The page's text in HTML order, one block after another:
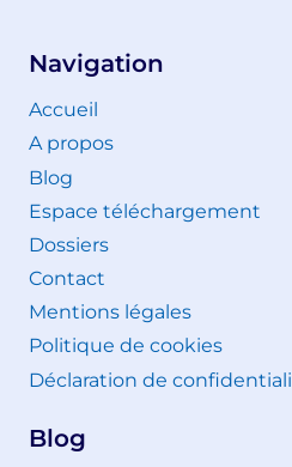
Navigation
Accueil
A propos
Blog
Espace téléchargement
Dossiers
Contact
Mentions légales
Politique de cookies
Déclaration de
Blog